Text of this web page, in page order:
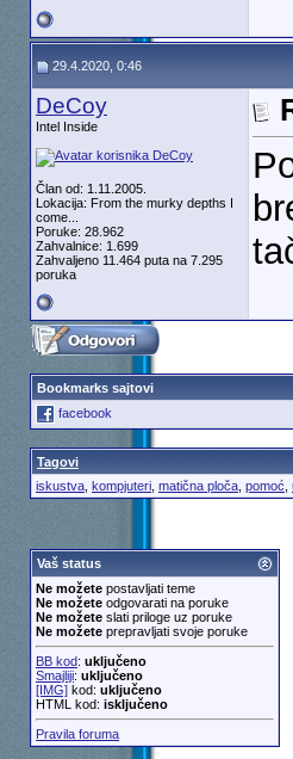
29.4.2020, 0:46
DeCoy
Intel Inside
Član od: 1.11.2005.
Lokacija: From the murky depths I
come...
Poruke: 28.962
Zahvalnice: 1.699
Zahvaljeno 11.464 puta na 7.295
poruka
Bookmarks sajtovi
facebook
Tagovi
iskustva, kompjuteri, matična ploča, pomoć
Vaš status
Ne možetepostavljati teme
Ne možeteodgovarati na poruke
Ne možeteslati priloge uz poruke
Ne možeteprepravljati svoje poruke
BB kod: uključeno
Smajliji: uključeno
[IMG]kod: uključeno
HTML kod: isključeno
Pravila foruma